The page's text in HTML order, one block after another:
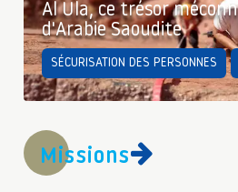
Al Ula, ce trésor
d'Arabie Saoudite
SÉCURISATION DES PERSONNES
Missions